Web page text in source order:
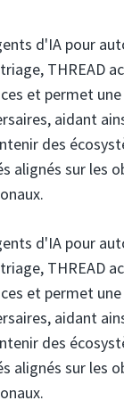
d'IA pour
THREAD
et permet
aidant
des
alignés sur les
d'IA pour
THREAD
et permet
aidant
des
alignés sur les